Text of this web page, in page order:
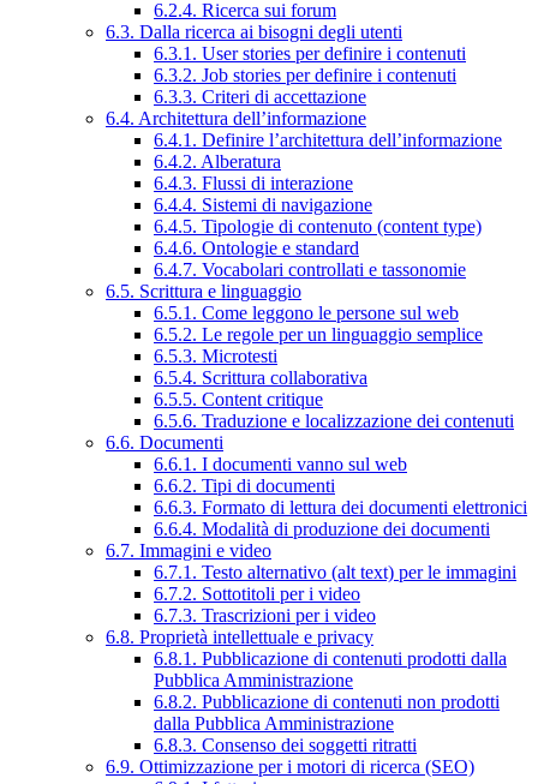
6.2.4. Ricerca sui forum
6.3. Dalla ricerca ai bisogni degli utenti
6.3.1. User stories per definire i contenuti
6.3.2. Job stories per definire i contenuti
6.3.3. Criteri di accettazione
6.4. Architettura dell’informazione
6.4.1. Definire l’architettura dell’informazione
6.4.2. Alberatura
6.4.3. Flussi di interazione
6.4.4. Sistemi di navigazione
6.4.5. Tipologie di contenuto (content type)
6.4.6. Ontologie e standard
6.4.7. Vocabolari controllati e tassonomie
6.5. Scrittura e linguaggio
6.5.1. Come leggono le persone sul web
6.5.2. Le regole per un linguaggio semplice
6.5.3. Microtesti
6.5.4. Scrittura collaborativa
6.5.5. Content critique
6.5.6. Traduzione e localizzazione dei contenuti
6.6. Documenti
6.6.1. I documenti vanno sul web
6.6.2. Tipi di documenti
6.6.3. Formato di lettura dei documenti elettronici
6.6.4. Modalità di produzione dei documenti
6.7. Immagini e video
6.7.1. Testo alternativo (alt text) per le immagini
6.7.2. Sottotitoli per i video
6.7.3. Trascrizioni per i video
6.8. Proprietà intellettuale e privacy
6.8.1. Pubblicazione di contenuti prodotti dalla
Pubblica Amministrazione
6.8.2. Pubblicazione di contenuti non prodotti
dalla Pubblica Amministrazione
6.8.3. Consenso dei soggetti ritratti
6.9. Ottimizzazione per i motori di ricerca (SEO)